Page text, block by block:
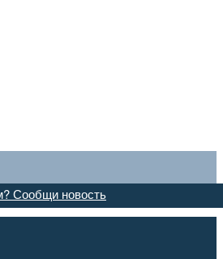
Сообщи новость